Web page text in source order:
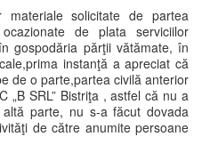
materiale solicitate de partea
de plata serviciilor
gospodăria părţii vătămate, în
instanţă a apreciat că
de o parte,partea civilă anterior
„B SRL” Bistriţa , astfel că nu a
parte, nu s-a făcut dovada
de către anumite persoane